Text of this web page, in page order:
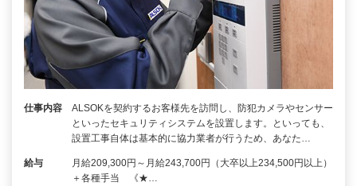
仕事内容
ALSOKを契約するお客様先を訪問し、防犯カメラやセンサー
といったセキュリティシステムを設置します。といっても、
設置工事自体は基本的に協力業者が行うため、あなた…
給与
月給209,300円～月給243,700円（大卒以上234,500円以上）
＋各種手当 《★…